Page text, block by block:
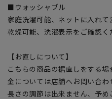
■ウォッシャブル
家庭洗濯可能、ネットに入れ
乾燥可能、洗濯表示をご確認く
【お直しについて】
こちらの商品の裾直しをする
金については店舗へお問い合
長さの調節は出来ません、予め